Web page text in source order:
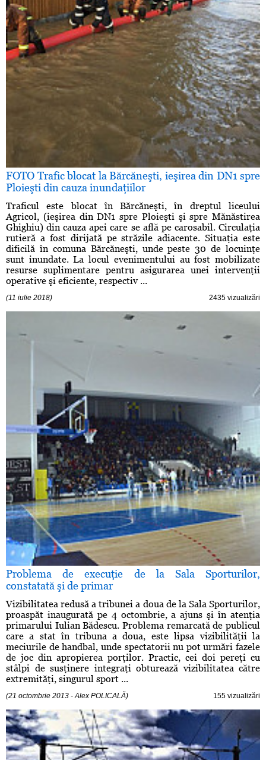
FOTO Trafic blocat la Bărcăneşti, ieşirea din DN1 spre
Ploieşti din cauza inundaţiilor
Traficul este blocat în Bărcăneşti, în dreptul liceului
Agricol, (ieşirea din DN1 spre Ploieşti şi spre Mănăstirea
Ghighiu) din cauza apei care se află pe carosabil. Circulaţia
rutieră a fost dirijată pe străzile adiacente. Situaţia este
dificilă în comuna Bărcăneşti, unde peste 30 de locuinţe
sunt inundate. La locul evenimentului au fost mobilizate
resurse suplimentare pentru asigurarea unei intervenţii
operative şi eficiente, respectiv ...
(11 iulie 2018) 2435 vizualizări
Problema de execuţie de la Sala Sporturilor,
constatată şi de primar
Vizibilitatea redusă a tribunei a doua de la Sala Sporturilor,
proaspăt inaugurată pe 4 octombrie, a ajuns şi în atenţia
primarului Iulian Bădescu. Problema remarcată de publicul
care a stat în tribuna a doua, este lipsa vizibilităţii la
meciurile de handbal, unde spectatorii nu pot urmări fazele
de joc din apropierea porţilor. Practic, cei doi pereţi cu
stâlpi de susţinere integraţi obturează vizibilitatea către
extremităţi, singurul sport ...
(21 octombrie 2013 - Alex POLICALĂ) 155 vizualizări